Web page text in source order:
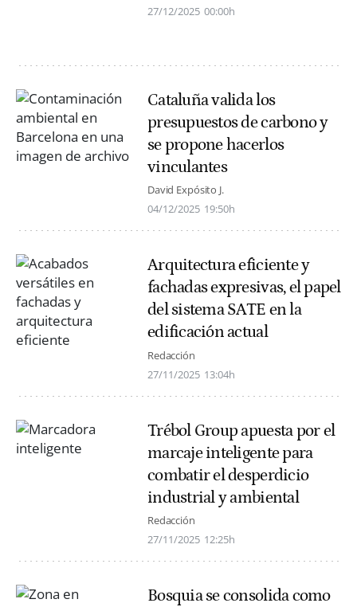
27/12/2025 00:00h
Cataluña valida los
presupuestos de carbono y
se propone hacerlos
vinculantes
David Expósito J.
04/12/2025 19:50h
Arquitectura eficiente y
fachadas expresivas, el papel
del sistema SATE en la
edificación actual
Redacción
27/11/2025 13:04h
Trébol Group apuesta por el
marcaje inteligente para
combatir el desperdicio
industrial y ambiental
Redacción
27/11/2025 12:25h
Bosquia se consolida como